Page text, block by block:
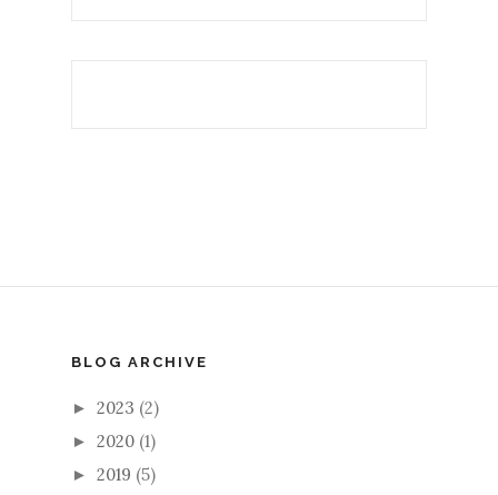
BLOG ARCHIVE
► 2023 (2)
► 2020 (1)
► 2019 (5)